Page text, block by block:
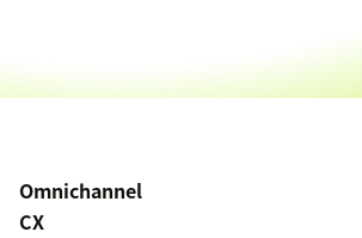
Omnichannel
CX